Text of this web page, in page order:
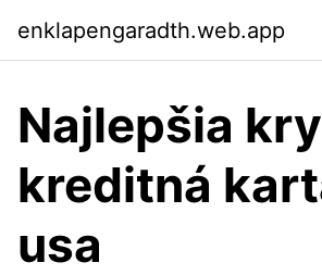
enklapengaradth.web.app
Najlepšia
kreditná
usa